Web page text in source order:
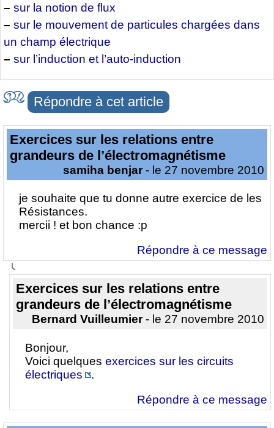
– sur la notion de flux
– sur le mouvement de particules chargées dans
un champ électrique
– sur l’induction et l’auto-induction
Répondre à cet article
Exercices sur les relations entre
grandeurs de l’électromagnétisme
samiha benjar- le 27 novembre 2010
je souhaite que tu donne autre exercice de les
Résistances.
mercii ! et bon chance :p
Répondre à ce message
Exercices sur les relations entre
grandeurs de l’électromagnétisme
Bernard Vuilleumier- le 27 novembre 2010
Bonjour,
Voici quelques exercices sur les circuits
électriques
.
Répondre à ce message